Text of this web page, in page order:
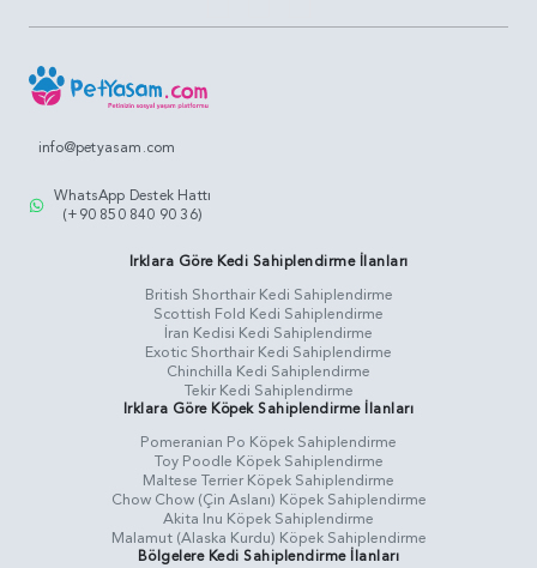
info@petyasam.com
WhatsApp Destek Hattı
(+90 850 840 90 36)
Irklara Göre Kedi Sahiplendirme İlanları
British Shorthair Kedi Sahiplendirme
Scottish Fold Kedi Sahiplendirme
İran Kedisi Kedi Sahiplendirme
Exotic Shorthair Kedi Sahiplendirme
Chinchilla Kedi Sahiplendirme
Tekir Kedi Sahiplendirme
Irklara Göre Köpek Sahiplendirme İlanları
Pomeranian Po Köpek Sahiplendirme
Toy Poodle Köpek Sahiplendirme
Maltese Terrier Köpek Sahiplendirme
Chow Chow (Çin Aslanı) Köpek Sahiplendirme
Akita Inu Köpek Sahiplendirme
Malamut (Alaska Kurdu) Köpek Sahiplendirme
Bölgelere Kedi Sahiplendirme İlanları